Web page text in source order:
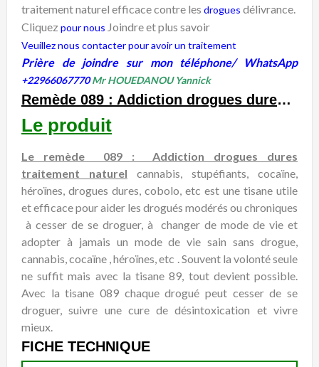
traitement naturel efficace contre les drogues délivrance.
Cliquez pour nous Joindre et plus savoir
Veuillez nous contacter pour avoir un traitement
Prière de joindre sur mon téléphone/ WhatsApp
+22966067770Mr HOUEDANOU Yannick
Remède 089 : Addiction drogues dures traitement naturel, délivrance
Le produit
Le remède 089 : Addiction drogues dures
traitement naturel cannabis, stupéfiants, cocaïne,
héroïnes, drogues dures, cobolo, etc est une tisane utile
et efficace pour aider les drogués modérés ou chroniques
à cesser de se droguer, à changer de mode de vie et
adopter à jamais un mode de vie sain sans drogue,
cannabis, cocaïne , héroïnes, etc . Souvent la volonté seule
ne suffit mais avec la tisane 89, tout devient possible.
Avec la tisane 089 chaque drogué peut cesser de se
droguer, suivre une cure de désintoxication et vivre
mieux.
FICHE TECHNIQUE